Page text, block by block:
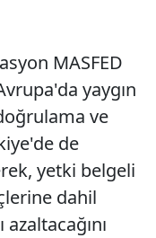
MASFED
yaygın
ve
de
yetki belgeli
dahil
azaltacağını